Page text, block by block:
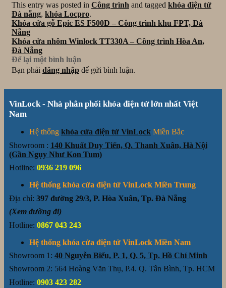
This entry was posted in Công trình and tagged khóa điện tử
Đà nẵng, khóa Locpro.
Khóa cửa gỗ Epic ES F500D – Công trình khu FPT, Đà
Nẵng
Khóa cửa nhôm Winlock TT330A – Công trình Hòa An,
Đà Nẵng
Để lại một bình luận
Bạn phải đăng nhập để gửi bình luận.
VinLock - Nhà phân phối khóa điện tử lớn nhất Việt
Nam
Hệ thống khóa cửa điện tử VinLock Miền Bắc
Showroom : 140 Khuất Duy Tiến, Q. Thanh Xuân, Hà Nội
(Gần Ngụy Như Kon Tum)
Hotline: 0936 219 096
Hệ thống khóa cửa điện tử VinLock Miền Trung
Địa chỉ: 397 đường 29/3, P. Hòa Xuân, Tp. Đà Nẵng
(Xem đường đi)
Hotline: 0867 043 243
Hệ thống khóa cửa điện tử VinLock Miền Nam
Showroom 1: 40 Nguyễn Biểu, P. 1, Q. 5, Tp. Hồ Chí Minh
Showroom 2: 564 Hoàng Văn Thụ, P.4. Q. Tân Bình, Tp. HCM
Hotline: 0903 423 282